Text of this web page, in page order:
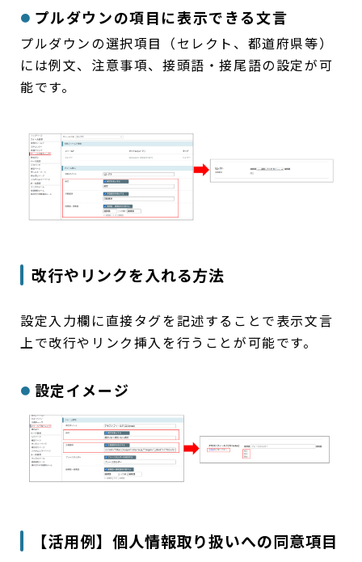
プルダウンの項目に表示できる文言
プルダウンの選択項目（セレクト、都道府県等）
には例文、注意事項、接頭語・接尾語の設定が可
能です。
改行やリンクを入れる方法
設定入力欄に直接タグを記述することで表示文言
上で改行やリンク挿入を行うことが可能です。
設定イメージ
【活用例】個人情報取り扱いへの同意項目